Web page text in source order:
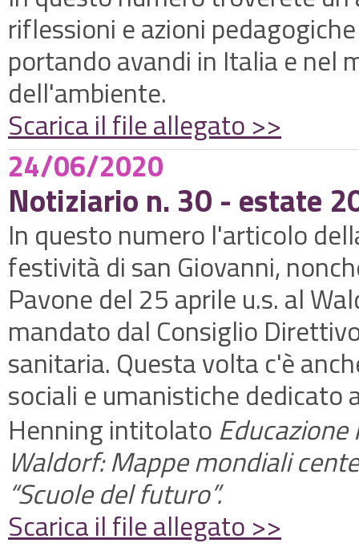
riflessioni e azioni
portando avandi in Italia e nel
dell'ambiente.
Scarica il file allegato >>
24/06/2020
Notiziario n. 30 - estate
In questo numero l'articolo
festività di san Giovanni,
Pavone del 25 aprile u.s. al
mandato dal Consiglio
sanitaria. Questa volta c'è
sociali e umanistiche dedicato
Henning intitolato
Waldorf: Mappe mondiali
“Scuole del futuro”.
Scarica il file allegato >>